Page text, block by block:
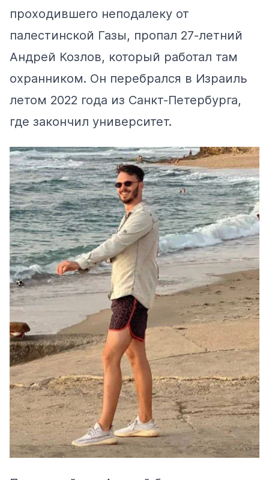
проходившего неподалеку от
палестинской Газы, пропал 27-летний
Андрей Козлов, который работал там
охранником. Он перебрался в Израиль
летом 2022 года из Санкт-Петербурга,
где закончил университет.